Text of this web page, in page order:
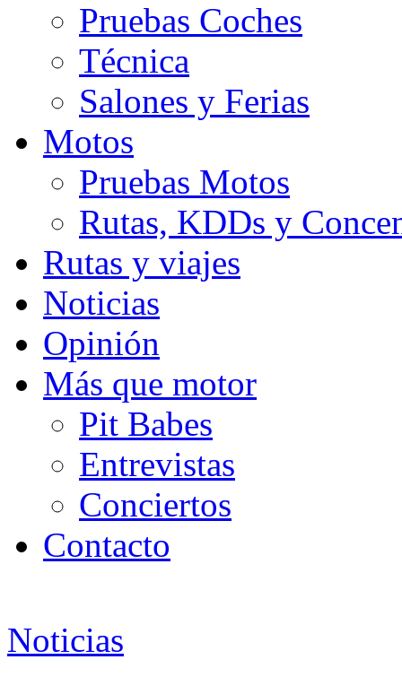
Pruebas Coches
Técnica
Salones y Ferias
Motos
Pruebas Motos
Rutas, KDDs y
Rutas y viajes
Noticias
Opinión
Más que motor
Pit Babes
Entrevistas
Conciertos
Contacto
Noticias